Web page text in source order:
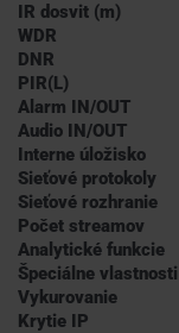
IR dosvit (m)
WDR
DNR
PIR(L)
Alarm IN/OUT
Audio IN/OUT
Interne úložisko
Sieťové protokoly
Sieťové rozhranie
Počet streamov
Analytické funkcie
Špeciálne vlastnosti
Vykurovanie
Krytie IP